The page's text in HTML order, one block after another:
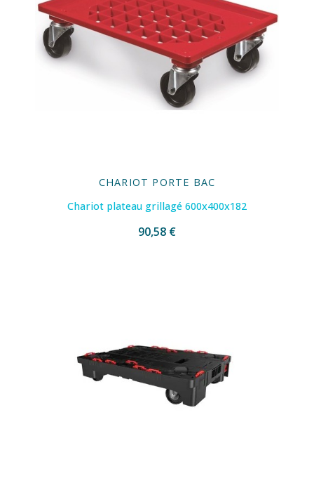
CHARIOT PORTE BAC
Chariot plateau grillagé 600x400x182
90,58 €